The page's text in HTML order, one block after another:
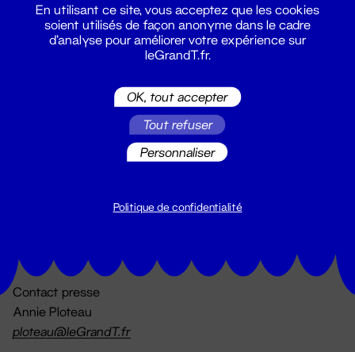
billetterie@leGrandT.fr
Du lundi au vendredi 14h → 18h
Contact presse
Annie Ploteau
ploteau@leGrandT.fr
En utilisant ce site, vous acceptez que les cookies
soient utilisés de façon anonyme dans le cadre
d'analyse pour améliorer votre expérience sur
leGrandT.fr.
OK, tout accepter
Tout refuser
Personnaliser
Politique de confidentialité